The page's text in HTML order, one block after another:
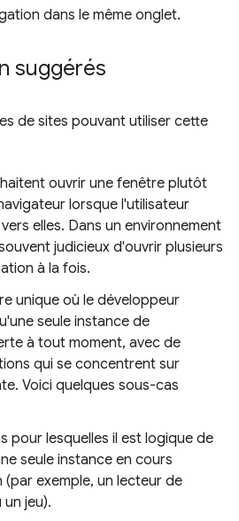
dans le même onglet.
suggérés
de sites pouvant utiliser cette
ouvrir une fenêtre plutôt
lorsque l'utilisateur
elles. Dans un environnement
judicieux d'ouvrir plusieurs
à la fois.
unique où le développeur
seule instance de
à tout moment, avec de
qui se concentrent sur
Voici quelques sous-cas
pour lesquelles il est logique de
seule instance en cours
(par exemple, un lecteur de
jeu).